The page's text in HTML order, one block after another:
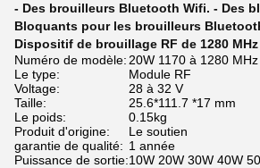
- Des brouilleurs Bluetooth Wifi. - Des
Bloquants pour les brouilleurs
Dispositif de brouillage RF de 1280 MHz
Numéro de modèle: 20W 1170 à 1280 MHz
Le type:
Module RF
Voltage:
28 à 32 V
Taille:
25.6*111.7 *17 mm
Le poids:
0.15kg
Produit d'origine:
Le soutien
garantie de qualité: 1 année
Puissance de sortie:10W 20W 30W 40W